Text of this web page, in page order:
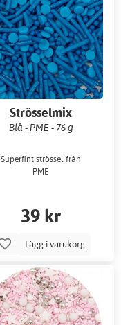
Strösselmix
Blå - PME - 76 g
Superfint strössel från
PME
39 kr
Lägg i varukorg